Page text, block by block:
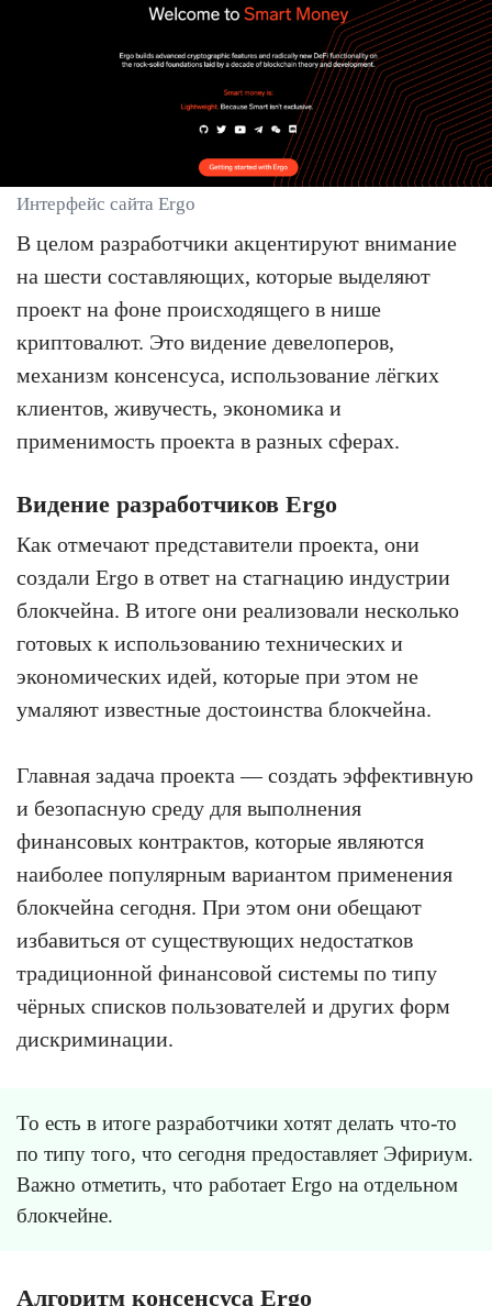
Интерфейс сайта Ergo
В целом разработчики акцентируют внимание
на шести составляющих, которые выделяют
проект на фоне происходящего в нише
криптовалют. Это видение девелоперов,
механизм консенсуса, использование лёгких
клиентов, живучесть, экономика и
применимость проекта в разных сферах.
Видение разработчиков Ergo
Как отмечают представители проекта, они
создали Ergo в ответ на стагнацию индустрии
блокчейна. В итоге они реализовали несколько
готовых к использованию технических и
экономических идей, которые при этом не
умаляют известные достоинства блокчейна.
Главная задача проекта — создать эффективную
и безопасную среду для выполнения
финансовых контрактов, которые являются
наиболее популярным вариантом применения
блокчейна сегодня. При этом они обещают
избавиться от существующих недостатков
традиционной финансовой системы по типу
чёрных списков пользователей и других форм
дискриминации.
То есть в итоге разработчики хотят делать что-то
по типу того, что сегодня предоставляет Эфириум.
Важно отметить, что работает Ergo на отдельном
блокчейне.
Алгоритм консенсуса Ergo